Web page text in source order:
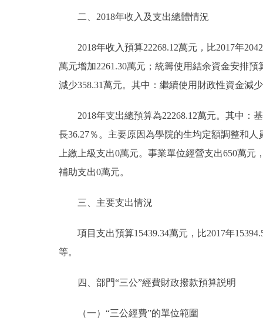
北京概況
DEUTSCH
ESPAÑOL
二、2018年收入及支出總體情況
2018年收入預算22268.12萬元，比2017年
萬元增加2261.30萬元；統籌使用結余資金安排預
減少358.31萬元。其中：繼續使用財政性資金減
2018年支出總預算為22268.12萬元。其中：基
長36.27％。主要原因為學院的生均定額調整和人
上繳上級支出0萬元。事業單位經營支出650萬
補助支出0萬元。
三、主要支出情況
項目支出預算15439.34萬元，比2017年
等。
四、部門“三公”經費財政撥款預算説明
（一）“三公經費”的單位範圍